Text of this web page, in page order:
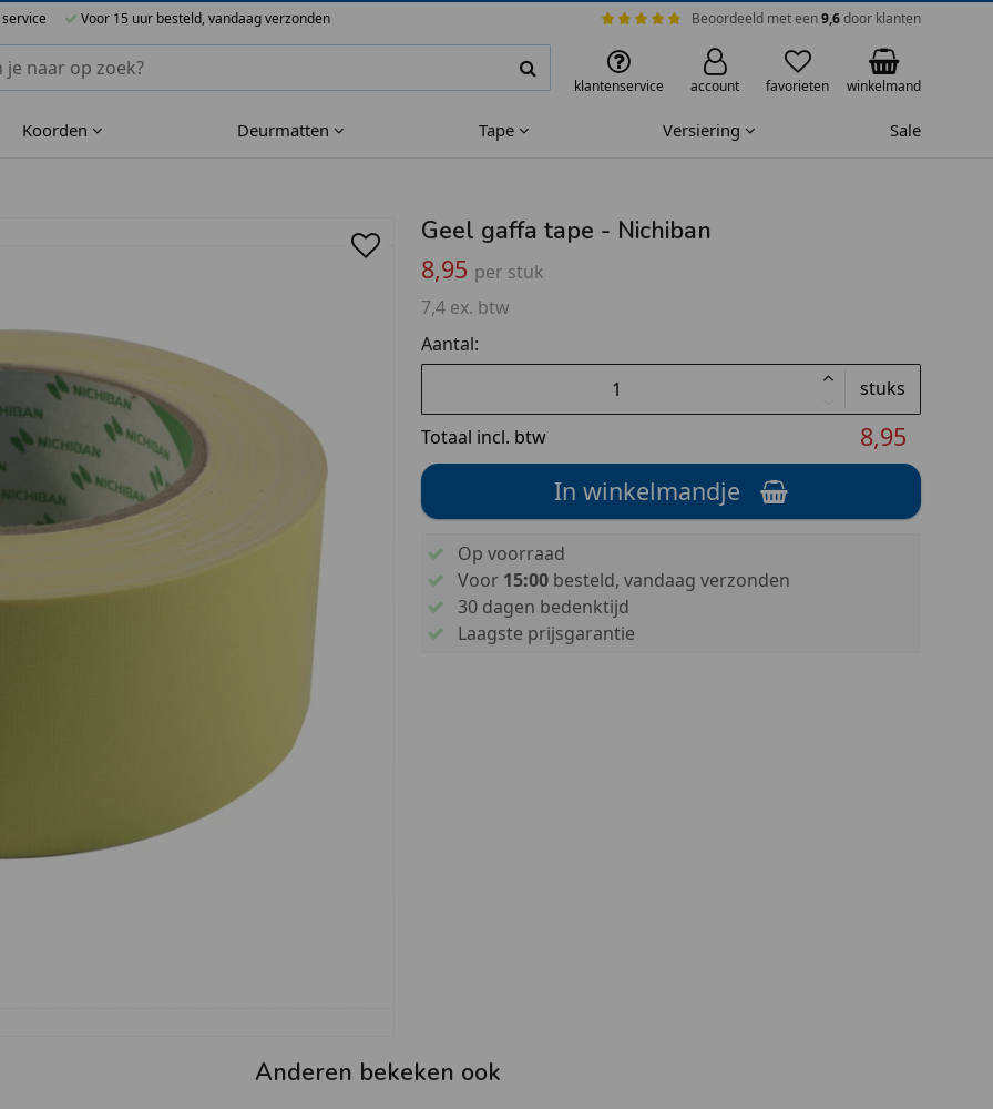
Voor 15 uur besteld, vandaag verzonden Beoordeeld met een9,6door klanten
Blueflower
klantenservice account favorieten winkelmand
Koorden Deurmatten Tape Versiering Sale
Geel gaffa tape - Nichiban
8,95 per stuk
7,4 ex. btw
Aantal:
stuks
Totaal incl. btw
8,95
In winkelmandje
Op voorraad
Voor 15:00besteld, vandaag verzonden
30 dagen bedenktijd
Laagste prijsgarantie
Anderen bekeken ook